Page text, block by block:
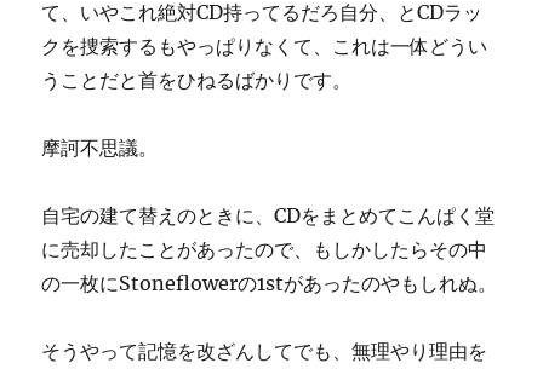
て、いやこれ絶対CD持ってるだろ自分、とCDラッ
クを捜索するもやっぱりなくて、これは一体どうい
うことだと首をひねるばかりです。
摩訶不思議。
自宅の建て替えのときに、CDをまとめてこんぱく堂
に売却したことがあったので、もしかしたらその中
の一枚にStoneflowerの1stがあったのやもしれぬ。
そうやって記憶を改ざんしてでも、無理やり理由を